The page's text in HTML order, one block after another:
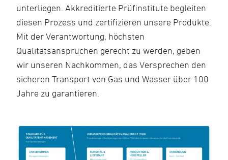
unterliegen. Akkreditierte Prüfinstitute begleiten
diesen Prozess und zertifizieren unsere Produkte.
Mit der Verantwortung, höchsten
Qualitätsansprüchen gerecht zu werden, geben
wir unseren Nachkommen, das Versprechen den
sicheren Transport von Gas und Wasser über 100
Jahre zu garantieren.